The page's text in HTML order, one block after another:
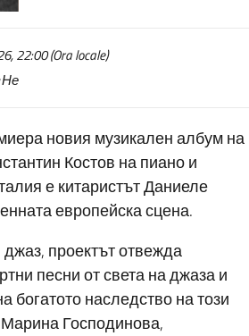
(Ora locale)
Не
новия музикален албум на
Костов на пиано и
е китаристът Даниеле
европейска сцена.
проектът отвежда
песни от света на джаза и
богатото наследство на този
Господинова,